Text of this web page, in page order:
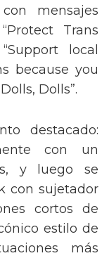
mensajes
Trans
local
because you
Dolls”.
destacado:
con un
y luego se
con sujetador
cortos de
estilo de
más